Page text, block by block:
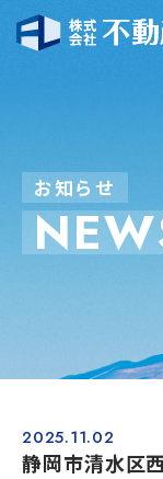
お知らせ
NEW
2025.11.02
静岡市清水区